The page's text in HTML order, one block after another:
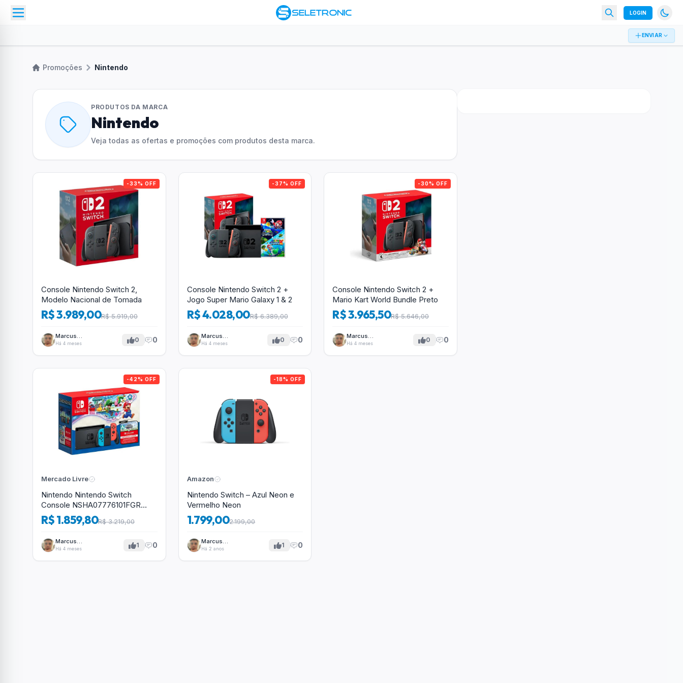
LOGIN
ENVIAR
Promoções Nintendo
PRODUTOS DA MARCA
Nintendo
Veja todas as ofertas e promoções com produtos desta marca.
-33% OFF
Console Nintendo Switch 2,
Modelo Nacional de Tomada
R$ 3.989,00R$ 5.919,00
Marcus
Tavares
Há 4 meses 0 0
-37% OFF
Console Nintendo Switch 2 +
Jogo Super Mario Galaxy 1 & 2
R$ 4.028,00R$ 6.389,00
Marcus
Tavares
Há 4 meses 0 0
-30% OFF
Console Nintendo Switch 2 +
Mario Kart World Bundle Preto
R$ 3.965,50R$ 5.646,00
Marcus
Tavares
Há 4 meses 0 0
-42% OFF
Mercado Livre
Nintendo Nintendo Switch
Console NSHA07776101FGR
32GB Console Nintendo Switch
cor preto 2024
R$ 1.859,80R$ 3.219,00
Marcus
Tavares
Há 4 meses 1 0
-18% OFF
Amazon
Nintendo Switch – Azul Neon e
Vermelho Neon
1.799,002.199,00
Marcus
Tavares
Há 2 anos 1 0